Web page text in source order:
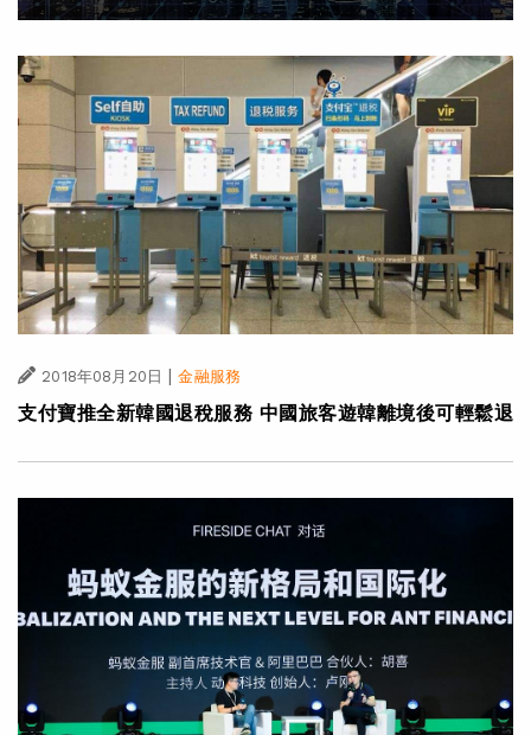
2018年08月20日 | 金融服務
支付寶推全新韓國退稅服務 中國旅客遊韓離境後可輕鬆退